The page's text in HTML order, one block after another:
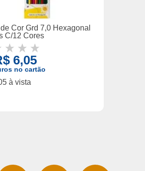
Cor Grd 7,0 Hexagonal
C/12 Cores
6,05
no cartão
à vista